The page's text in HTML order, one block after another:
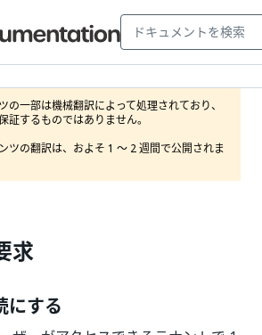
の一部は機械翻訳によって処理されており、
証するものではありません。
ツの翻訳は、およそ 1 ～ 2 週間で公開されま
求
にする